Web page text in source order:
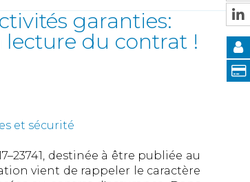
garanties:
du contrat !
et sécurité
destinée à être publiée au
vient de rappeler le caractère